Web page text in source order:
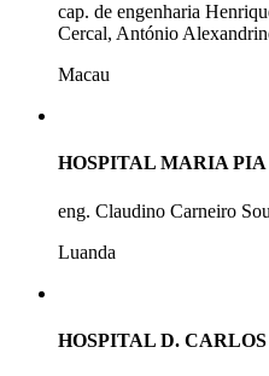
cap. de engenharia
Cercal, António
Macau
HOSPITAL MARIA PIA
eng. Claudino Carneiro
Luanda
HOSPITAL D.